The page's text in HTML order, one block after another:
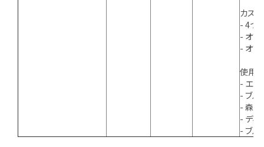
カス
- 4つ
- オプ
- オプ
使用
- エン
- ブル
- 森の
- ディ
- ブル